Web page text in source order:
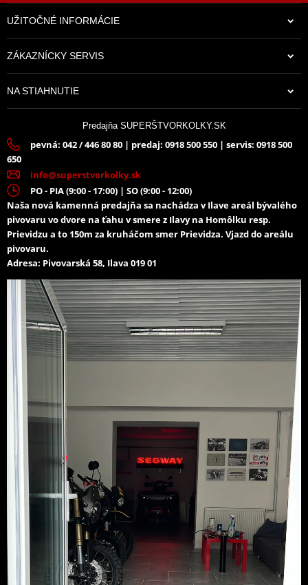
PDF
Homologované
Možnosť KAT
žiadny
-
Homologácia
hlučnosti
Nehomologované
Gas emissions EC
approval
Nehomologované
UŽITOČNÉ INFORMÁCIE
ZÁKAZNÍCKY SERVIS
NA STIAHNUTIE
Predajňa SUPERŠTVORKOLKY.SK
pevná: 042 / 446 80 80 | predaj: 0918 500 550 | servis: 0918 500
650
info@superstvorkolky.sk
PO - PIA (9:00 - 17:00) | SO (9:00 - 12:00)
Naša nová kamenná predajňa sa nachádza v Ilave areál bývalého
pivovaru vo dvore na ťahu v smere z Ilavy na Homôlku resp.
Prievidzu a to 150m za kruháčom smer Prievidza. Vjazd do areálu
pivovaru.
Adresa: Pivovarská 58, Ilava 019 01